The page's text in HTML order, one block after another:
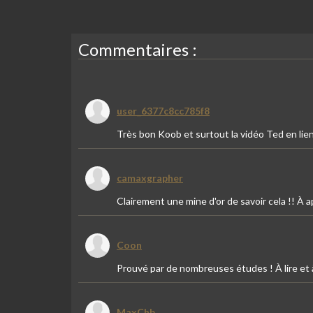
Commentaires :
user_6377c8cc785f8
Très bon Koob et surtout la vidéo Ted en
camaxgrapher
Clairement une mine d'or de savoir cela !! À
Coon
Prouvé par de nombreuses études ! À lire et